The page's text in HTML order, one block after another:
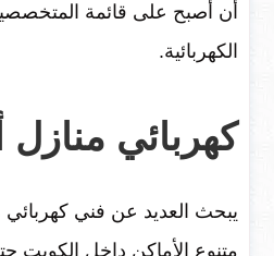
أن أصبح على قائمة
الكهربائية.
كهربائي منازل
يبحث العديد عن فني
متنوع الأماكن داخل الكويت